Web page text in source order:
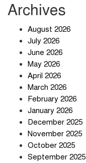
Archives
August 2026
July 2026
June 2026
May 2026
April 2026
March 2026
February 2026
January 2026
December 2025
November 2025
October 2025
September 2025